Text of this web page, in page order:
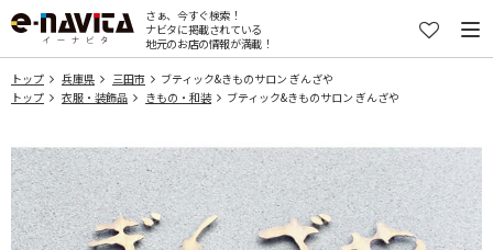
さぁ、今すぐ検索！
ナビタに掲載されている
地元のお店の情報が満載！
トップ 兵庫県 三田市
ブティック&きものサロン ぎんざや
トップ
衣服・装飾品 きもの・和装 ブティック&きものサロン ぎんざや